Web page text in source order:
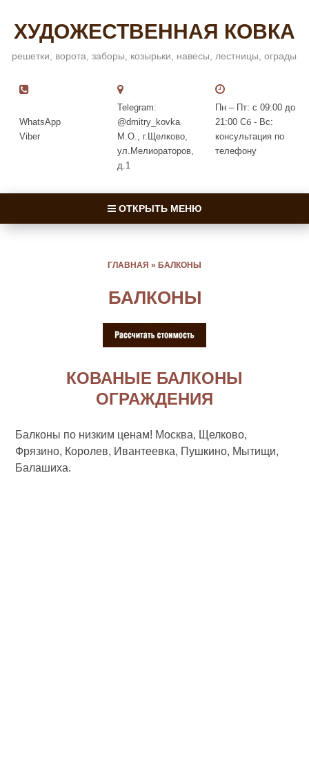
ХУДОЖЕСТВЕННАЯ КОВКА
решетки, ворота, заборы, козырьки, навесы, лестницы, ограды
Пн – Пт: с 09:00 до
21:00 Сб - Вс:
консультация по
телефону
Telegram:
@dmitry_kovka
М.О., г.Щелково,
ул.Мелиораторов,
д.1
WhatsApp
Viber
ОТКРЫТЬ МЕНЮ
ГЛАВНАЯ » БАЛКОНЫ
БАЛКОНЫ
КОВАНЫЕ БАЛКОНЫ
ОГРАЖДЕНИЯ
Балконы по низким ценам! Москва, Щелково,
Фрязино, Королев, Ивантеевка, Пушкино, Мытищи,
Балашиха.